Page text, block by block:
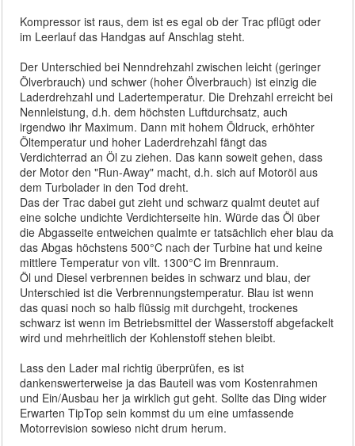
Kompressor ist raus, dem ist es egal ob der Trac pflügt oder
im Leerlauf das Handgas auf Anschlag steht.
Der Unterschied bei Nenndrehzahl zwischen leicht (geringer
Ölverbrauch) und schwer (hoher Ölverbrauch) ist einzig die
Laderdrehzahl und Ladertemperatur. Die Drehzahl erreicht bei
Nennleistung, d.h. dem höchsten Luftdurchsatz, auch
irgendwo ihr Maximum. Dann mit hohem Öldruck, erhöhter
Öltemperatur und hoher Laderdrehzahl fängt das
Verdichterrad an Öl zu ziehen. Das kann soweit gehen, dass
der Motor den "Run-Away" macht, d.h. sich auf Motoröl aus
dem Turbolader in den Tod dreht.
Das der Trac dabei gut zieht und schwarz qualmt deutet auf
eine solche undichte Verdichterseite hin. Würde das Öl über
die Abgasseite entweichen qualmte er tatsächlich eher blau da
das Abgas höchstens 500°C nach der Turbine hat und keine
mittlere Temperatur von vllt. 1300°C im Brennraum.
Öl und Diesel verbrennen beides in schwarz und blau, der
Unterschied ist die Verbrennungstemperatur. Blau ist wenn
das quasi noch so halb flüssig mit durchgeht, trockenes
schwarz ist wenn im Betriebsmittel der Wasserstoff abgefackelt
wird und mehrheitlich der Kohlenstoff stehen bleibt.
Lass den Lader mal richtig überprüfen, es ist
dankenswerterweise ja das Bauteil was vom Kostenrahmen
und Ein/Ausbau her ja wirklich gut geht. Sollte das Ding wider
Erwarten TipTop sein kommst du um eine umfassende
Motorrevision sowieso nicht drum herum.